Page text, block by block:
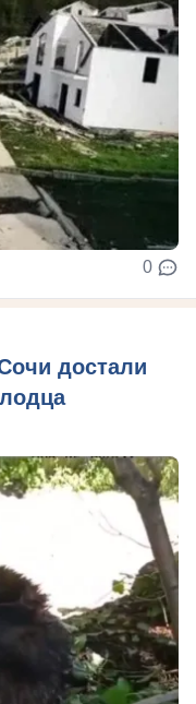
0
достали